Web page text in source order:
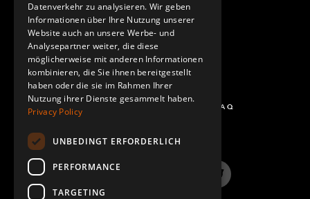
FRAGEN UND ANTWORTEN - FAQ
InstagramTwitter
Datenverkehr zu analysieren. Wir geben
Informationen über Ihre Nutzung unserer
Website auch an unsere Werbe- und
Analysepartner weiter, die diese
möglicherweise mit anderen Informationen
kombinieren, die Sie ihnen bereitgestellt
haben oder die sie im Rahmen Ihrer
Nutzung ihrer Dienste gesammelt haben.
Privacy Policy
UNBEDINGT ERFORDERLICH
PERFORMANCE
TARGETING